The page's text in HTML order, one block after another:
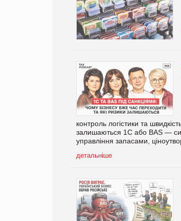
контроль логістики та
залишаються 1С або BAS —
управління запасами,
детальніше